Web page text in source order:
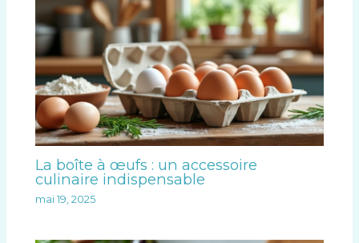
La boîte à œufs : un accessoire
culinaire indispensable
mai 19, 2025